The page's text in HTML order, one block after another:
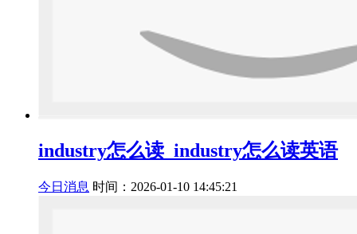
industry怎么读_industry怎么读英语
今日消息 时间：2026-01-10 14:45:21